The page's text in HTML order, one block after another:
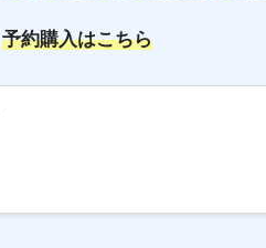
予約購入はこちら